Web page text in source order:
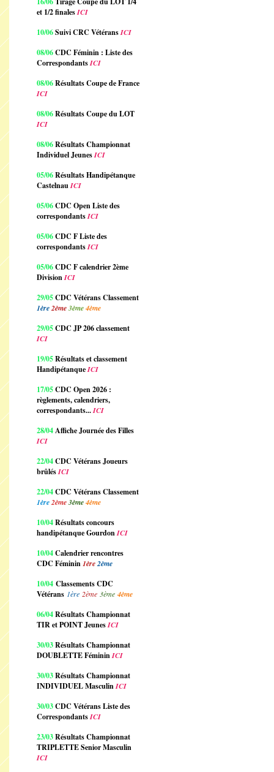
et 1/2 finalesICI
10/06Suivi CRC VétéransICI
08/06CDC Féminin : Liste des
CorrespondantsICI
08/06Résultats Coupe de France
ICI
08/06Résultats Coupe du LOT
ICI
08/06Résultats Championnat
Individuel JeunesICI
05/06Résultats Handipétanque
CastelnauICI
05/06CDC Open Liste des
correspondantsICI
05/06CDC F Liste des
correspondantsICI
05/06CDC F calendrier 2ème
DivisionICI
29/05CDC Vétérans Classement
1ère2ème3ème4ème
29/05CDC JP 206 classement
ICI
19/05Résultats et classement
HandipétanqueICI
17/05CDC Open 2026 :
règlements, calendriers,
correspondants...ICI
28/04Affiche Journée des Filles
ICI
22/04CDC Vétérans Joueurs
brûlésICI
22/04CDC Vétérans Classement
1ère2ème3ème4ème
10/04Résultats concours
handipétanque GourdonICI
10/04Calendrier rencontres
CDC Féminin1ère2ème
10/04 Classements CDC
Vétérans 1ère 2ème 3ème 4ème
06/04Résultats Championnat
TIR et POINT JeunesICI
30/03Résultats Championnat
DOUBLETTE FémininICI
30/03Résultats Championnat
INDIVIDUEL MasculinICI
30/03CDC Vétérans Liste des
CorrespondantsICI
23/03Résultats Championnat
TRIPLETTE Senior Masculin
ICI